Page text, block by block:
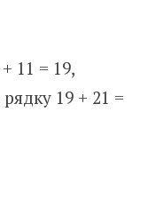
11 = 19,
19 + 21 =